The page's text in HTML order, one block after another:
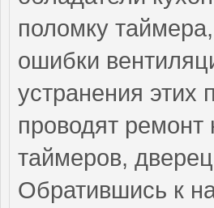
поломку
ошибки
устранения
проводят ремонт
таймеров,
Обратившись к